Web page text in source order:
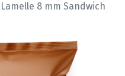
8 mm Sandwich